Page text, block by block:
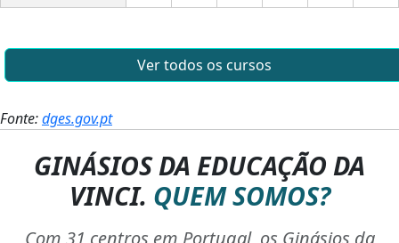
Ver todos os cursos
Fonte:dges.gov.pt
GINÁSIOS DA EDUCAÇÃO DA
VINCI. QUEM SOMOS?
Com 31 centros em Portugal, os Ginásios da